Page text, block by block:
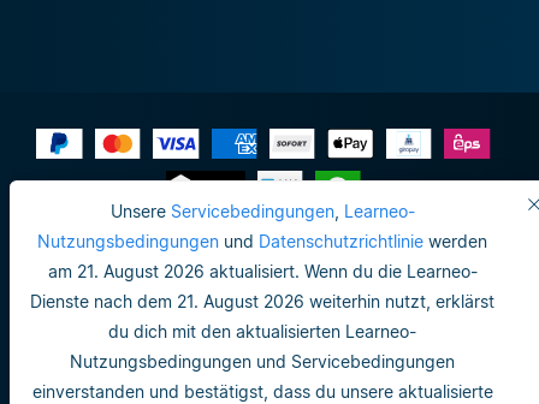
Unsere Servicebedingungen, Learneo-
Nutzungsbedingungen und Datenschutzrichtlinie werden
am 21. August 2026 aktualisiert. Wenn du die Learneo-
Dienste nach dem 21. August 2026 weiterhin nutzt, erklärst
du dich mit den aktualisierten Learneo-
Nutzungsbedingungen und Servicebedingungen
einverstanden und bestätigst, dass du unsere aktualisierte
Impressum
Datenschutzrichtlinie
Do not sell or share my personal info
Nutzungsbedingungen